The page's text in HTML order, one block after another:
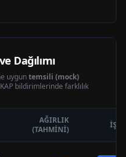
Dağılımı
uyguntemsili (mock)
bildirimlerinde farklılık
AĞIRLIK
(TAHMINI)